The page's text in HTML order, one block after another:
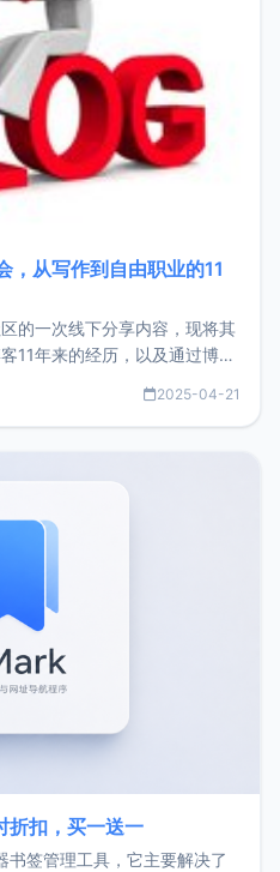
，从写作到自由职业的11
的一次线下分享内容，现将其
11年来的经历，以及通过博客
数据和产品现状。自我介绍大
2025-04-21
折扣，买一送一
签管理工具，它主要解决了